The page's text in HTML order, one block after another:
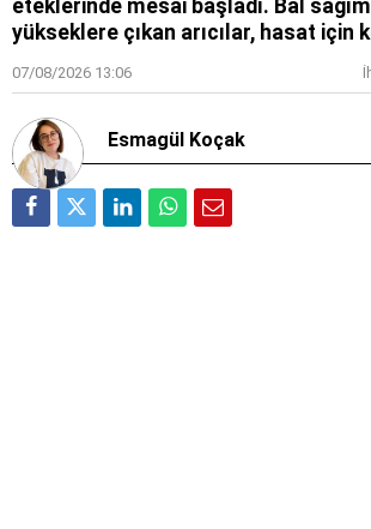
eteklerinde mesai başladı. Bal
yükseklere çıkan arıcılar, hasat için
07/08/2026 13:06
Esmagül Koçak